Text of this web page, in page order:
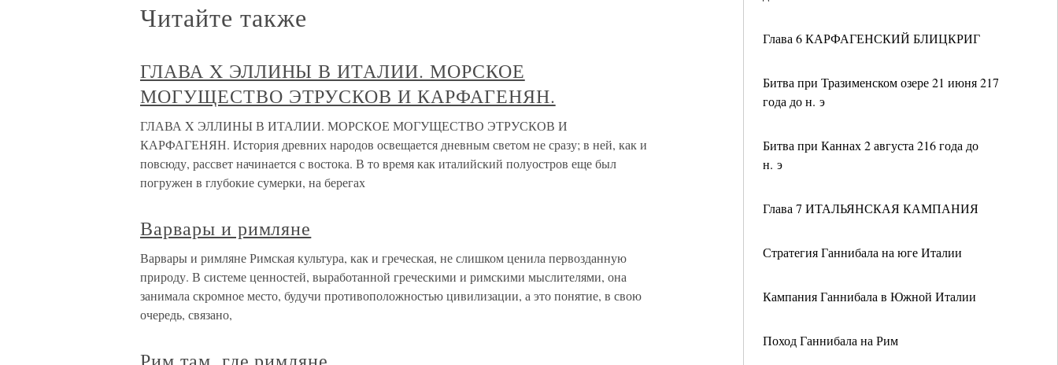
Глава 6 КАРФАГЕНСКИЙ БЛИЦКРИГ
Битва при Тразименском озере 21 июня 217
года до н. э
Битва при Каннах 2 августа 216 года до
н. э
Глава 7 ИТАЛЬЯНСКАЯ КАМПАНИЯ
Стратегия Ганнибала на юге Италии
Кампания Ганнибала в Южной Италии
Поход Ганнибала на Рим
Читайте также
ГЛАВА X ЭЛЛИНЫ В ИТАЛИИ. МОРСКОЕ
МОГУЩЕСТВО ЭТРУСКОВ И КАРФАГЕНЯН.
ГЛАВА X ЭЛЛИНЫ В ИТАЛИИ. МОРСКОЕ МОГУЩЕСТВО ЭТРУСКОВ И
КАРФАГЕНЯН. История древних народов освещается дневным светом не сразу; в ней, как и
повсюду, рассвет начинается с востока. В то время как италийский полуостров еще был
погружен в глубокие сумерки, на берегах
Варвары и римляне
Варвары и римляне Римская культура, как и греческая, не слишком ценила первозданную
природу. В системе ценностей, выработанной греческими и римскими мыслителями, она
занимала скромное место, будучи противоположностью цивилизации, а это понятие, в свою
очередь, связано,